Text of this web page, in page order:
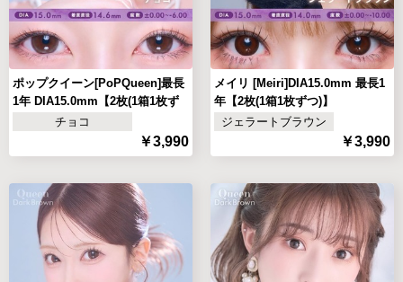
ポップクイーン[PoPQueen]最長
1年 DIA15.0mm【2枚(1箱1枚ず
チョコ
￥3,990
メイリ [Meiri]DIA15.0mm 最長1
年【2枚(1箱1枚ずつ)】
ジェラートブラウン
￥3,990